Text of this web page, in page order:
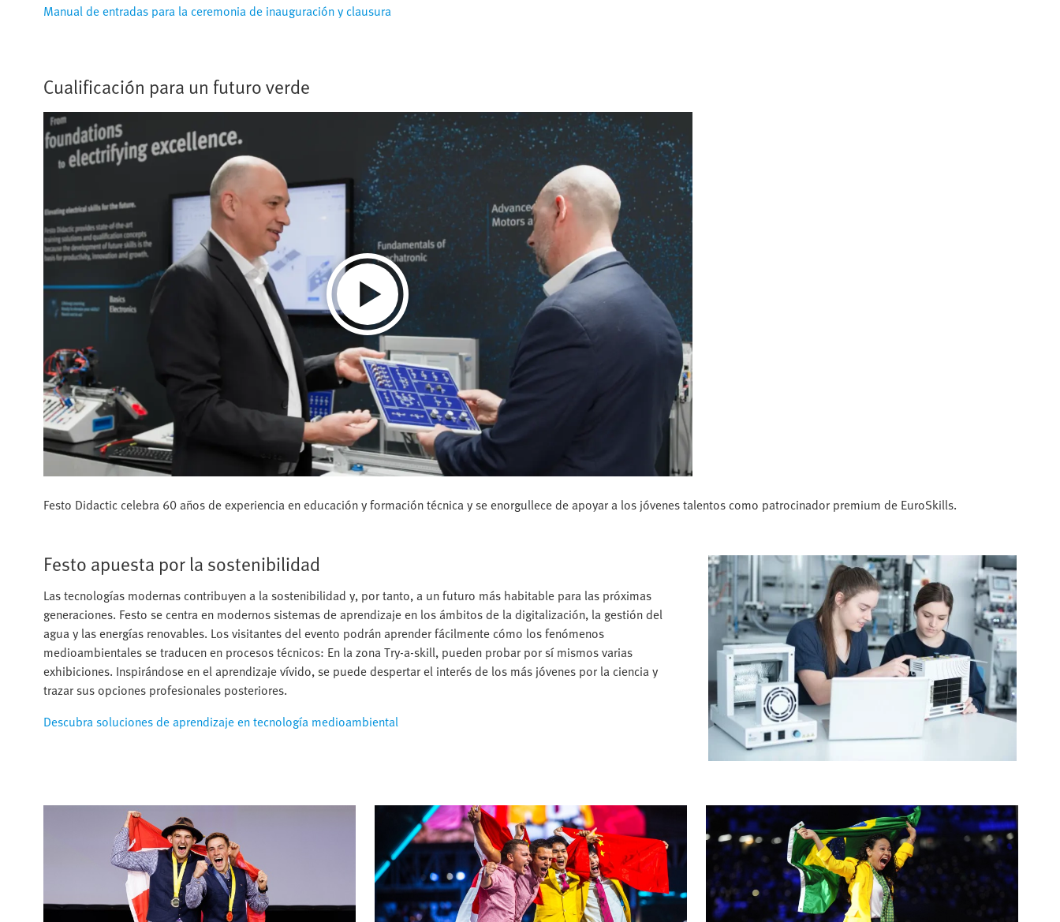
Manual de entradas para la ceremonia de inauguración y clausura
Cualificación para un futuro verde
Festo Didactic celebra 60 años de experiencia en educación y formación técnica y se enorgullece de apoyar a los jóvenes talentos como patrocinador premium de EuroSkills.
Festo apuesta por la sostenibilidad
Las tecnologías modernas contribuyen a la sostenibilidad y, por tanto, a un futuro más habitable para las próximas
generaciones. Festo se centra en modernos sistemas de aprendizaje en los ámbitos de la digitalización, la gestión del
agua y las energías renovables. Los visitantes del evento podrán aprender fácilmente cómo los fenómenos
medioambientales se traducen en procesos técnicos: En la zona Try-a-skill, pueden probar por sí mismos varias
exhibiciones. Inspirándose en el aprendizaje vívido, se puede despertar el interés de los más jóvenes por la ciencia y
trazar sus opciones profesionales posteriores.
Descubra soluciones de aprendizaje en tecnología medioambiental